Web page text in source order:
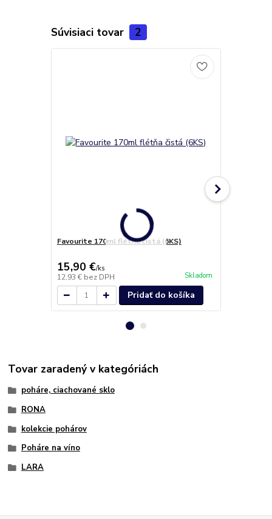
Súvisiaci tovar 2
Favourite 170ml flétňa čistá (6KS)
15,90 €/ks
12,93 € bez DPH Skladom
Pridať do košíka
Tovar zaradený v kategóriách
poháre, ciachované sklo
RONA
kolekcie pohárov
Poháre na víno
LARA